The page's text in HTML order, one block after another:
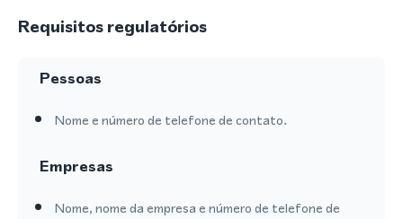
Requisitos regulatórios
Pessoas
Nome e número de telefone de contato.
Empresas
Nome, nome da empresa e número de telefone de